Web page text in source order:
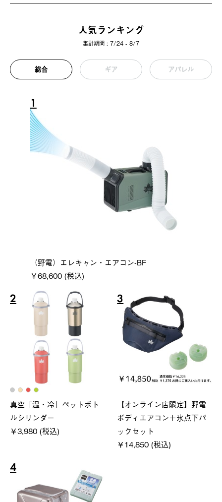
人気ランキング
集計期間 : 7/24 - 8/7
総合 ギア アパレル
1
（野電）エレキャン・エアコン-BF
￥68,600 (税込)
2
真空「温・冷」ペットボト
ルシリンダー
￥3,980 (税込)
3
【オンライン店限定】野電
ボディエアコン＋氷点下パ
ックセット
￥14,850 (税込)
4